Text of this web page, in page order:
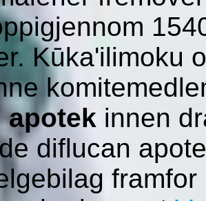
Kūka'ilimoku
apotek innen
diflucan